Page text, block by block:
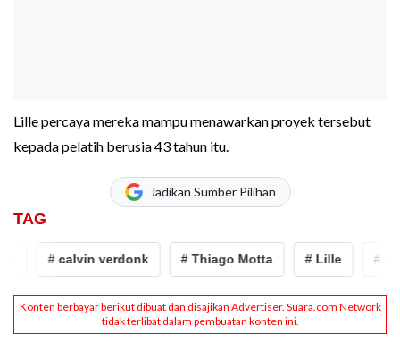
Lille percaya mereka mampu menawarkan proyek tersebut
kepada pelatih berusia 43 tahun itu.
Jadikan Sumber Pilihan
TAG
# calvin verdonk # Thiago Motta # Lille #